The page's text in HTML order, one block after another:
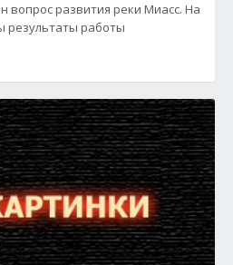
вопрос развития реки Миасс. На
результаты работы